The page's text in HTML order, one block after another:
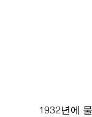
1932년에